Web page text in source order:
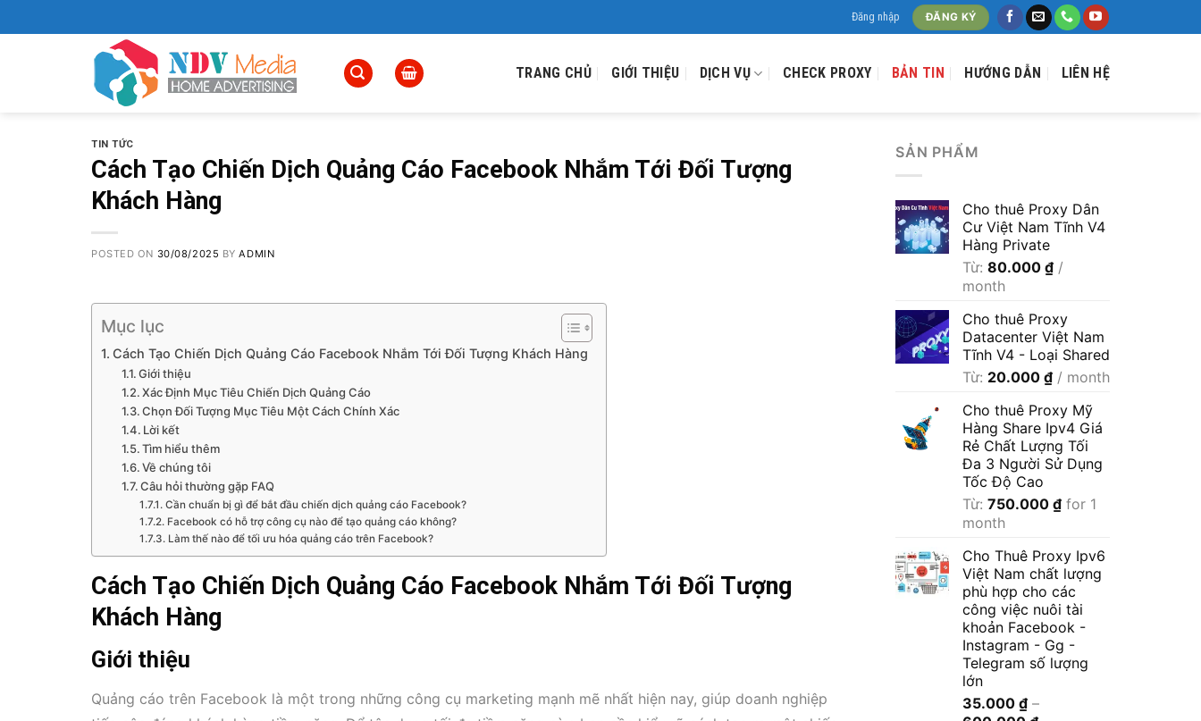
to
Đăng nhập ĐĂNG KÝ
TRANG CHỦ GIỚI THIỆU DỊCH VỤ CHECK PROXY BẢN TIN HƯỚNG DẪN LIÊN HỆ
TIN TỨC
Cách Tạo Chiến Dịch Quảng Cáo Facebook Nhắm Tới Đối Tượng
Khách Hàng
POSTED ON 30/08/2025 BYADMIN
Mục lục
Cách Tạo Chiến Dịch Quảng Cáo Facebook Nhắm Tới Đối Tượng Khách Hàng
Giới thiệu
Xác Định Mục Tiêu Chiến Dịch Quảng Cáo
Chọn Đối Tượng Mục Tiêu Một Cách Chính Xác
Lời kết
Tìm hiểu thêm
Về chúng tôi
Câu hỏi thường gặp FAQ
Cần chuẩn bị gì để bắt đầu chiến dịch quảng cáo Facebook?
Facebook có hỗ trợ công cụ nào để tạo quảng cáo không?
Làm thế nào để tối ưu hóa quảng cáo trên Facebook?
Cách Tạo Chiến Dịch Quảng Cáo Facebook Nhắm Tới Đối Tượng
Khách Hàng
Giới thiệu
Quảng cáo trên Facebook là một trong những công cụ marketing mạnh mẽ nhất hiện nay, giúp doanh nghiệp
SẢN PHẨM
Cho thuê Proxy Dân
Cư Việt Nam Tĩnh V4
Hàng Private
Từ: 80.000 ₫ /
month
Cho thuê Proxy
Datacenter Việt Nam
Tĩnh V4 - Loại Shared
Từ: 20.000 ₫ / month
Cho thuê Proxy Mỹ
Hàng Share Ipv4 Giá
Rẻ Chất Lượng Tối
Đa 3 Người Sử Dụng
Tốc Độ Cao
Từ: 750.000 ₫ for 1
month
Cho Thuê Proxy Ipv6
Việt Nam chất lượng
phù hợp cho các
công việc nuôi tài
khoản Facebook -
Instagram - Gg -
Telegram số lượng
lớn
35.000 ₫ –